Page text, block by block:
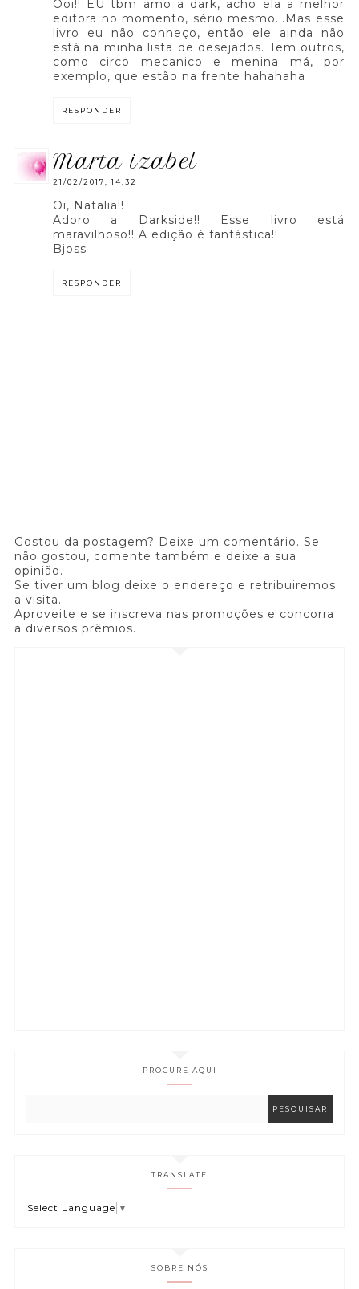
Ooi!! EU tbm amo a dark, acho ela a melhor
editora no momento, sério mesmo...Mas esse
livro eu não conheço, então ele ainda não
está na minha lista de desejados. Tem outros,
como circo mecanico e menina má, por
exemplo, que estão na frente hahahaha
RESPONDER
marta izabel
21/02/2017, 14:32
Oi, Natalia!!
Adoro a Darkside!! Esse livro está
maravilhoso!! A edição é fantástica!!
Bjoss
RESPONDER
Gostou da postagem? Deixe um comentário. Se
não gostou, comente também e deixe a sua
opinião.
Se tiver um blog deixe o endereço e retribuiremos
a visita.
Aproveite e se inscreva nas promoções e concorra
a diversos prêmios.
PROCURE AQUI
TRANSLATE
Select Language ▼
SOBRE NÓS